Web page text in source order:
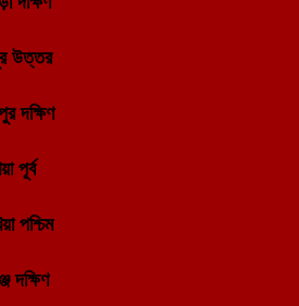
উত্তর
দক্ষিণ
পূর্ব
পশ্চিম
দক্ষিণ